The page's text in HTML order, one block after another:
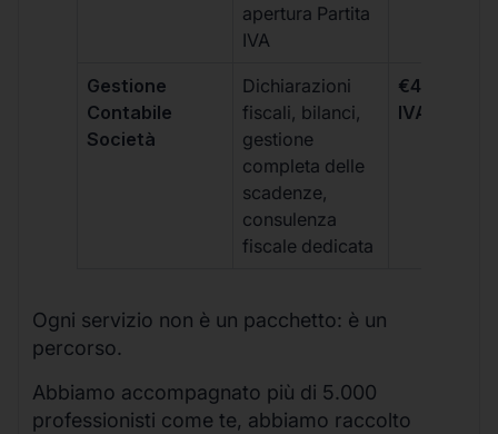
apertura Partita
IVA
Gestione
Contabile
Società
Dichiarazioni
fiscali, bilanci,
gestione
completa delle
scadenze,
consulenza
fiscale dedicata
€499 +
IVA/
Ogni servizio non è un pacchetto: è un
percorso.
Abbiamo accompagnato più di 5.000
professionisti come te, abbiamo raccolto